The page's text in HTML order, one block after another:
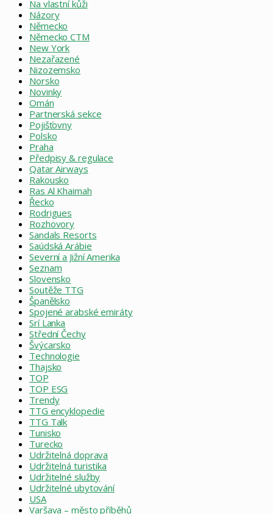
Na vlastní kůži
Názory
Německo
Německo CTM
New York
Nezařazené
Nizozemsko
Norsko
Novinky
Omán
Partnerská sekce
Pojišťovny
Polsko
Praha
Předpisy & regulace
Qatar Airways
Rakousko
Ras Al Khaimah
Řecko
Rodrigues
Rozhovory
Sandals Resorts
Saúdská Arábie
Severní a Jižní Amerika
Seznam
Slovensko
Soutěže TTG
Španělsko
Spojené arabské emiráty
Srí Lanka
Střední Čechy
Švýcarsko
Technologie
Thajsko
TOP
TOP ESG
Trendy
TTG encyklopedie
TTG Talk
Tunisko
Turecko
Udržitelná doprava
Udržitelná turistika
Udržitelné služby
Udržitelné ubytování
USA
Varšava – město příběhů